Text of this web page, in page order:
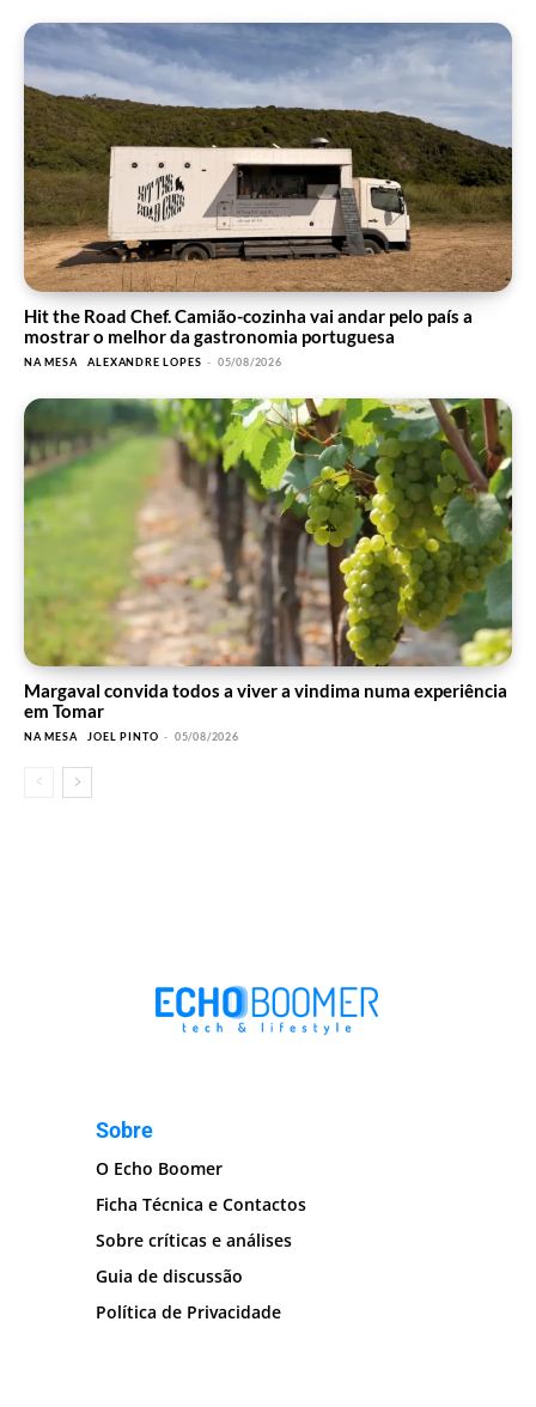
Hit the Road Chef. Camião-cozinha vai andar pelo país a
mostrar o melhor da gastronomia portuguesa
NA MESA ALEXANDRE LOPES - 05/08/2026
Margaval convida todos a viver a vindima numa experiência
em Tomar
NA MESA JOEL PINTO - 05/08/2026
Sobre
O Echo Boomer
Ficha Técnica e Contactos
Sobre críticas e análises
Guia de discussão
Política de Privacidade